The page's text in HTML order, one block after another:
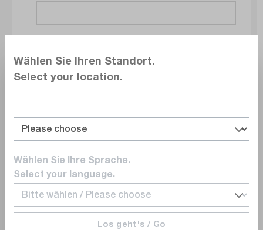
E-mail
Numéro de téléphone
Wählen Sie Ihren Standort.
Select your location.
Wählen Sie Ihre Sprache.
Select your language.
Los geht's / Go